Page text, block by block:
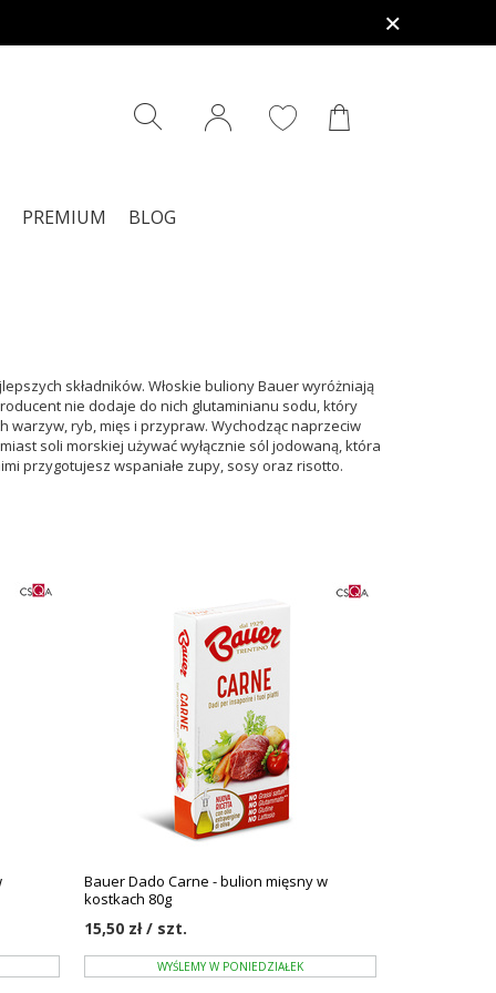
PREMIUM BLOG
składników. Włoskie buliony Bauer wyróżniają
nie dodaje do nich glutaminianu sodu, który
warzyw, ryb, mięs i przypraw. Wychodząc naprzeciw
soli morskiej używać wyłącznie sól jodowaną, która
przygotujesz wspaniałe zupy, sosy oraz risotto.
Bauer Dado Carne - bulion mięsny w
kostkach 80g
15,50 zł / szt.
WYŚLEMY W PONIEDZIAŁEK